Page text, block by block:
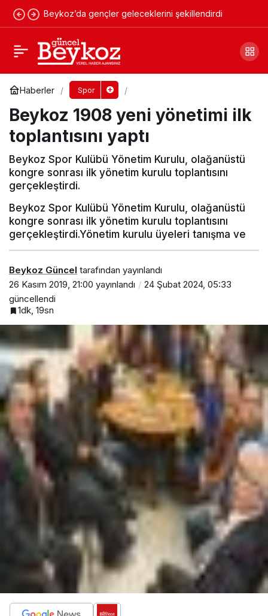
Beykoz’da gençler geleceklerini şekillendirdi
Haberler Spor
Beykoz 1908 yeni yönetimi ilk
toplantısını yaptı
Beykoz Spor Kulübü Yönetim Kurulu, olağanüstü
kongre sonrası ilk yönetim kurulu toplantısını
gerçekleştirdi.
Beykoz Spor Kulübü Yönetim Kurulu, olağanüstü
kongre sonrası ilk yönetim kurulu toplantısını
gerçekleştirdi.Yönetim kurulu üyeleri tanışma ve
Beykoz Güncel tarafından yayınlandı
26 Kasım 2019, 21:00 yayınlandı
24 Şubat 2024, 05:33
güncellendi
1dk, 19sn
Beykoz Avrupa yolunda emin adımlarla
yürüyor
Yorum Yap Paylaş